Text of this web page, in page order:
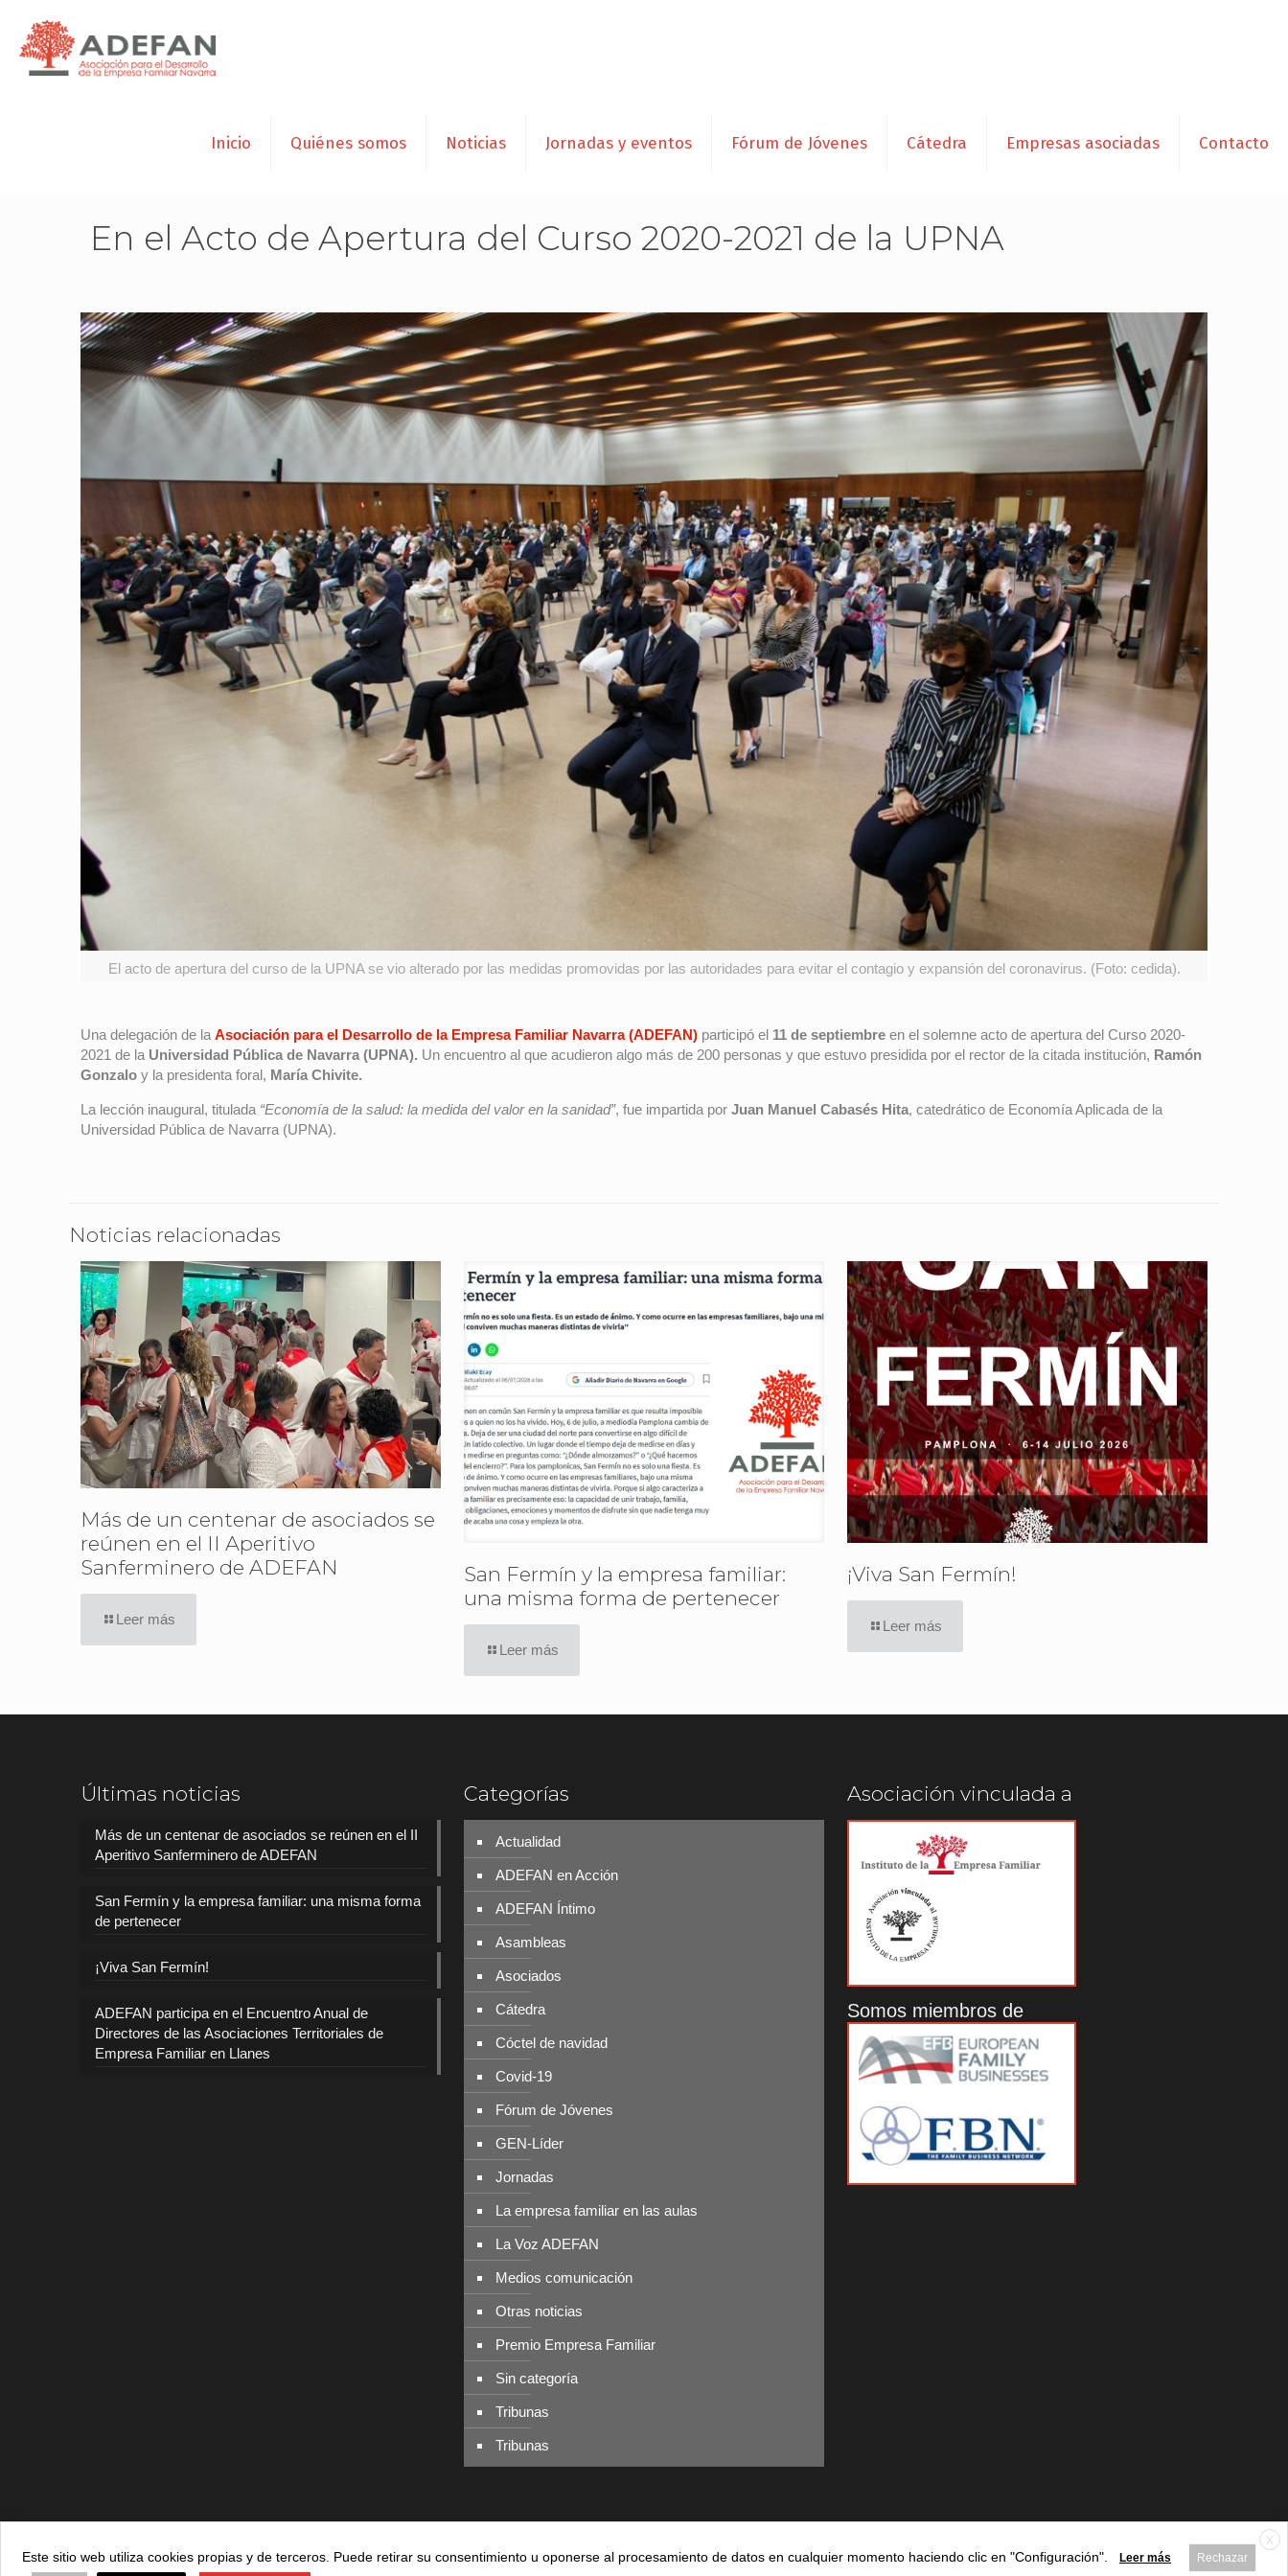
Inicio Quiénes somos Noticias Jornadas y eventos Fórum de Jóvenes Cátedra Empresas asociadas Contacto
En el Acto de Apertura del Curso 2020-2021 de la UPNA
El acto de apertura del curso de la UPNA se vio alterado por las medidas promovidas por las autoridades para evitar el contagio y expansión del coronavirus. (Foto: cedida).
Una delegación de la Asociación para el Desarrollo de la Empresa Familiar Navarra (ADEFAN) participó el 11 de septiembre en el solemne acto de apertura del Curso 2020-
2021 de la Universidad Pública de Navarra (UPNA). Un encuentro al que acudieron algo más de 200 personas y que estuvo presidida por el rector de la citada institución, Ramón
Gonzalo y la presidenta foral, María Chivite.
La lección inaugural, titulada “Economía de la salud: la medida del valor en la sanidad”, fue impartida por Juan Manuel Cabasés Hita, catedrático de Economía Aplicada de la
Universidad Pública de Navarra (UPNA).
Noticias relacionadas
Más de un centenar de asociados se
reúnen en el II Aperitivo
Sanferminero de ADEFAN
Leer más
San Fermín y la empresa familiar:
una misma forma de pertenecer
Leer más
¡Viva San Fermín!
Leer más
Últimas noticias
Más de un centenar de asociados se reúnen en el II
Aperitivo Sanferminero de ADEFAN
San Fermín y la empresa familiar: una misma forma
de pertenecer
¡Viva San Fermín!
ADEFAN participa en el Encuentro Anual de
Directores de las Asociaciones Territoriales de
Empresa Familiar en Llanes
Categorías
Actualidad
ADEFAN en Acción
ADEFAN Íntimo
Asambleas
Asociados
Cátedra
Cóctel de navidad
Covid-19
Fórum de Jóvenes
GEN-Líder
Jornadas
La empresa familiar en las aulas
La Voz ADEFAN
Medios comunicación
Otras noticias
Premio Empresa Familiar
Sin categoría
Tribunas
Tribunas
Asociación vinculada a
Somos miembros de
X
Este sitio web utiliza cookies propias y de terceros. Puede retirar su consentimiento u oponerse al procesamiento de datos en cualquier momento haciendo clic en "Configuración". Leer más Rechazar